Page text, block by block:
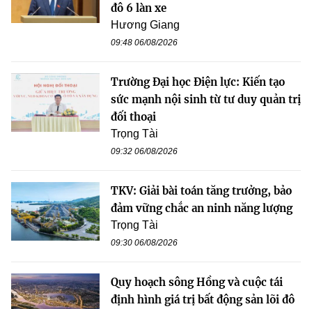
đô 6 làn xe
Hương Giang
09:48 06/08/2026
Trường Đại học Điện lực: Kiến tạo
sức mạnh nội sinh từ tư duy quản trị
đối thoại
Trọng Tài
09:32 06/08/2026
TKV: Giải bài toán tăng trưởng, bảo
đảm vững chắc an ninh năng lượng
Trọng Tài
09:30 06/08/2026
Quy hoạch sông Hồng và cuộc tái
định hình giá trị bất động sản lõi đô